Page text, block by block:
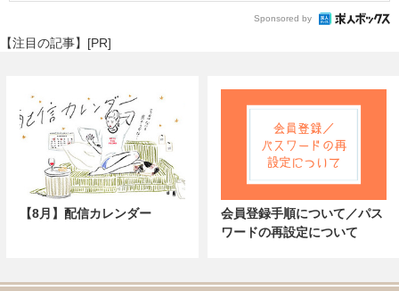
Sponsored by
【注目の記事】[PR]
【8月】配信カレンダー
会員登録手順について／パス
ワードの再設定について